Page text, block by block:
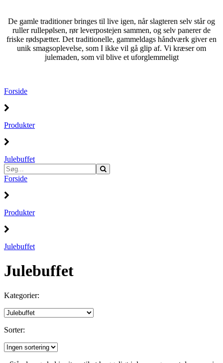
De gamle traditioner bringes til live igen, når slagteren selv står og
ruller rullepølsen, rør leverpostejen sammen, og selv panerer de
friske rødspætter. Det traditionelle, gammeldags håndværk giver en
unik smagsoplevelse, som I ikke vil gå glip af. Vi kræser om
julemaden, som vil blive et uforglemmeligt
Forside
Produkter
Julebuffet
Forside
Produkter
Julebuffet
Julebuffet
Kategorier:
Sorter: